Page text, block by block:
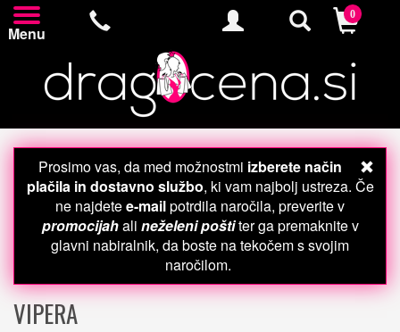
Menu
0
Prosimo vas, da med možnostmi izberete način
plačila in dostavno službo, ki vam najbolj ustreza. Če
ne najdetee-mailpotrdila naročila, preverite v
promocijahali neželeni poštiter ga premaknite v
glavni nabiralnik, da boste na tekočem s svojim
naročilom.
VIPERA